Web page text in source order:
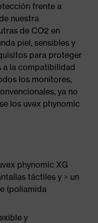
frente a
nuestra
de CO2 en
piel, sensibles y
para proteger
a la compatibilidad
los monitores,
ya no
los uvex phynomic
phynomic XG
táctiles y > un
(poliamida
y